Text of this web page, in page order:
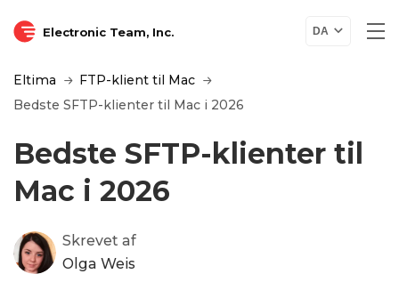
Electronic Team, Inc. DA
Eltima
FTP-klient til Mac
Bedste SFTP-klienter til Mac i 2026
Bedste SFTP-klienter til
Mac i 2026
Skrevet af
Olga Weis